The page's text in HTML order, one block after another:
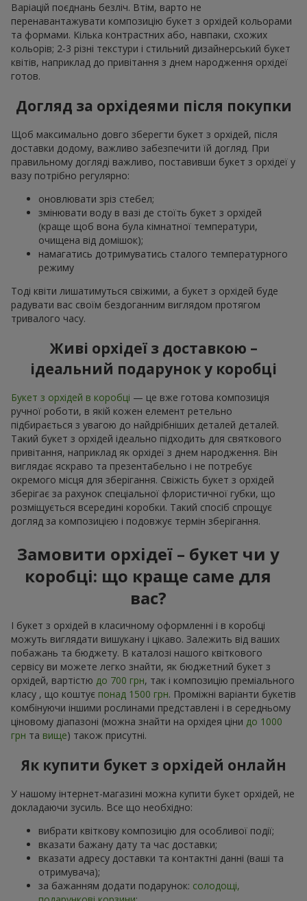
Варіацій поєднань безліч. Втім, варто не
перенавантажувати композицію букет з орхідей кольорами
та формами. Кілька контрастних або, навпаки, схожих
кольорів; 2-3 різні текстури і стильний дизайнерський букет
квітів, наприклад до привітання з днем народження орхідеї
готов.
Догляд за орхідеями після покупки
Щоб максимально довго зберегти букет з орхідей, після
доставки додому, важливо забезпечити їй догляд. При
правильному догляді важливо, поставивши букет з орхідеї у
вазу потрібно регулярно:
оновлювати зріз стебел;
змінювати воду в вазі де стоїть букет з орхідей
(краще щоб вона була кімнатної температури,
очищена від домішок);
намагатись дотримуватись сталого температурного
режиму
Тоді квіти лишатимуться свіжими, а букет з орхідей буде
радувати вас своїм бездоганним виглядом протягом
тривалого часу.
Живі орхідеї з доставкою –
ідеальний подарунок у коробці
Букет з орхідей в коробці — це вже готова композиція
ручної роботи, в якій кожен елемент ретельно
підбирається з увагою до найдрібніших деталей деталей.
Такий букет з орхідей ідеально підходить для святкового
привітання, наприклад як орхідеї з днем народження. Він
виглядає яскраво та презентабельно і не потребує
окремого місця для зберігання. Свіжість букет з орхідей
зберігає за рахунок спеціальної флористичної губки, що
розміщується всередині коробки. Такий спосіб спрощує
догляд за композицією і подовжує термін зберігання.
Замовити орхідеї – букет чи у
коробці: що краще саме для
вас?
І букет з орхідей в класичному оформленні і в коробці
можуть виглядати вишукану і цікаво. Залежить від ваших
побажань та бюджету. В каталозі нашого квіткового
сервісу ви можете легко знайти, як бюджетний букет з
орхідей, вартістю до 700 грн, так і композицію преміального
класу , що коштує понад 1500 грн. Проміжні варіанти букетів
комбінуючи іншими рослинами представлені і в середньому
ціновому діапазоні (можна знайти на орхідея ціни до 1000
грн та вище) також присутні.
Як купити букет з орхідей онлайн
У нашому інтернет-магазині можна купити букет орхідей, не
докладаючи зусиль. Все що необхідно:
вибрати квіткову композицію для особливої події;
вказати бажану дату та час доставки;
вказати адресу доставки та контактні данні (ваші та
отримувача);
за бажанням додати подарунок: солодощі,